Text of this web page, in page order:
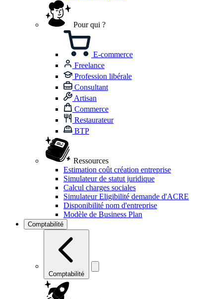
Pour qui ?
E-commerce
Freelance
Profession libérale
Consultant
Artisan
Commerce
Restaurateur
BTP
Ressources
Estimation coût création entreprise
Simulateur de statut juridique
Calcul charges sociales
Simulateur Eligibilité demande d'ACRE
Disponibilité nom d'entreprise
Modèle de Business Plan
Comptabilité
Comptabilité